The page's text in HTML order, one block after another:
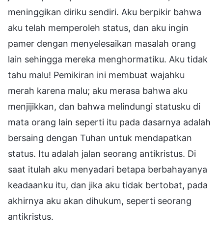
meninggikan diriku sendiri. Aku berpikir bahwa
aku telah memperoleh status, dan aku ingin
pamer dengan menyelesaikan masalah orang
lain sehingga mereka menghormatiku. Aku tidak
tahu malu! Pemikiran ini membuat wajahku
merah karena malu; aku merasa bahwa aku
menjijikkan, dan bahwa melindungi statusku di
mata orang lain seperti itu pada dasarnya adalah
bersaing dengan Tuhan untuk mendapatkan
status. Itu adalah jalan seorang antikristus. Di
saat itulah aku menyadari betapa berbahayanya
keadaanku itu, dan jika aku tidak bertobat, pada
akhirnya aku akan dihukum, seperti seorang
antikristus.